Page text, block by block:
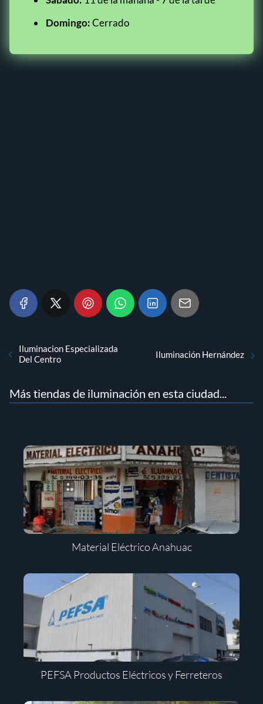
Domingo:Cerrado
Iluminacion Especializada
Del Centro
Iluminación Hernández
Más tiendas de iluminación en esta ciudad...
Material Eléctrico Anahuac
PEFSA Productos Eléctricos y Ferreteros